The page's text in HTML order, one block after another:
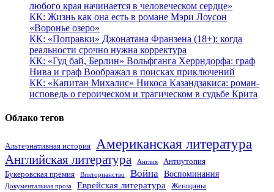
любого края начинается в человеческом сердце»
КК: Жизнь как она есть в романе Мэри Лоусон
«Воронье озеро»
КК: «Поправки» Джонатана Франзена (18+): когда
реальности срочно нужна корректура
КК: «Гуд бай, Берлин» Вольфганга Херрндорфа: граф
Нива и граф Воображал в поисках приключений
КК: «Капитан Михалис» Никоса Казандзакиса: роман-
исповедь о героическом и трагическом в судьбе Крита
Облако тегов
Альтернативная история Американская литература
Английская литература Англия
Антиутопия
Букеровская премия
Викторианство Война Воспоминания
Документальная проза Еврейская литература
Женщины